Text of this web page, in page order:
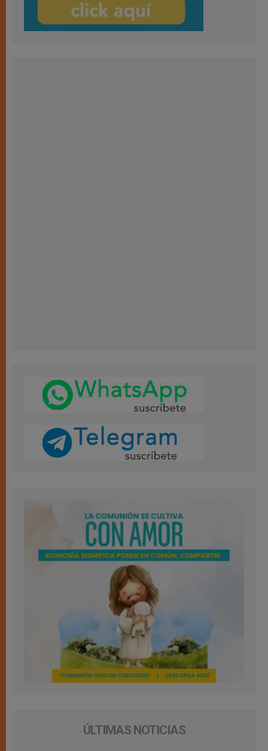
ÚLTIMAS NOTICIAS